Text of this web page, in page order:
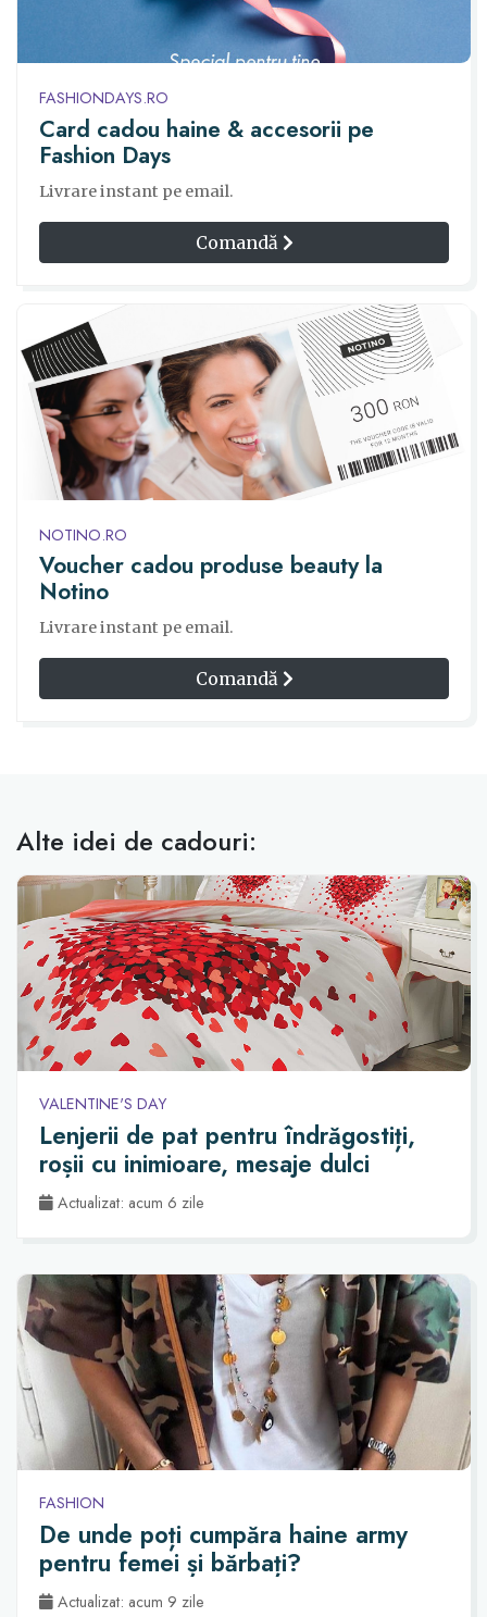
FASHIONDAYS.RO
Card cadou haine & accesorii pe
Fashion Days
Livrare instant pe email.
Comandă
NOTINO.RO
Voucher cadou produse beauty la
Notino
Livrare instant pe email.
Comandă
Alte idei de cadouri:
VALENTINE'S DAY
Lenjerii de pat pentru îndrăgostiți,
roșii cu inimioare, mesaje dulci
Actualizat: acum 6 zile
FASHION
De unde poți cumpăra haine army
pentru femei și bărbați?
Actualizat: acum 9 zile